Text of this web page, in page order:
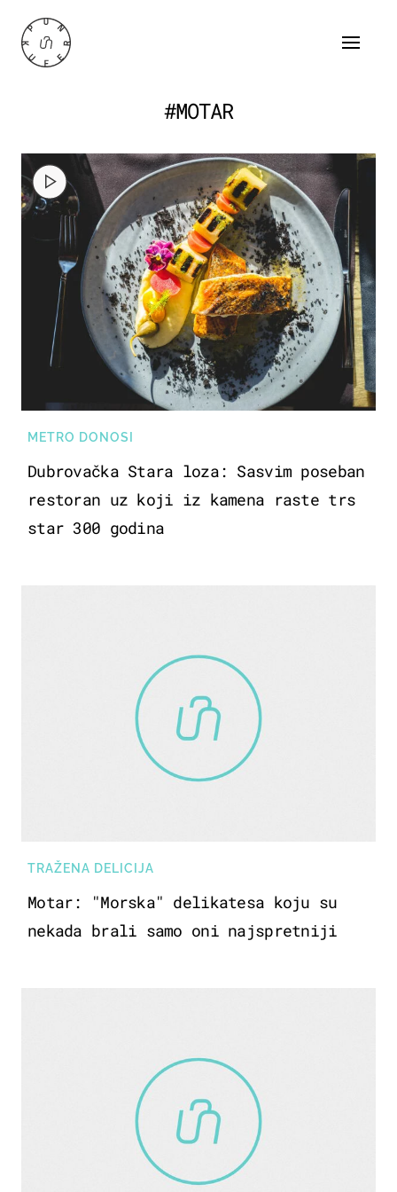
#MOTAR
METRO DONOSI
Dubrovačka Stara loza: Sasvim poseban
restoran uz koji iz kamena raste trs
star 300 godina
TRAŽENA DELICIJA
Motar: "Morska" delikatesa koju su
nekada brali samo oni najspretniji